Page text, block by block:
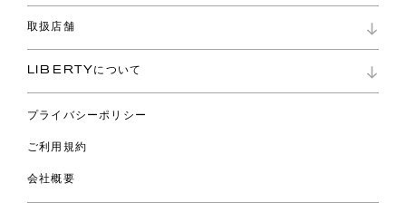
よくあるご質問
ご利用ガイド
コレクション
ファブリックス
バッグ
スカーフ
ウェア
ライフスタイル
スペシャル
取扱店舗
リバティ・ファブリックス
LIBERTYについて
プライバシーポリシー
ご利用規約
会社概要